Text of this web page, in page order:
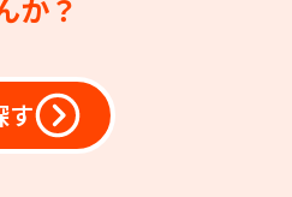
か？
す